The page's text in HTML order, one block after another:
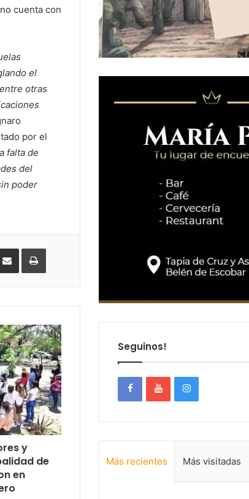
cuenta con
el
otras
por el
falta de
del
poder
CompartirImprimir
y
de
en
Seguinos!
Más recientes Más visitadas